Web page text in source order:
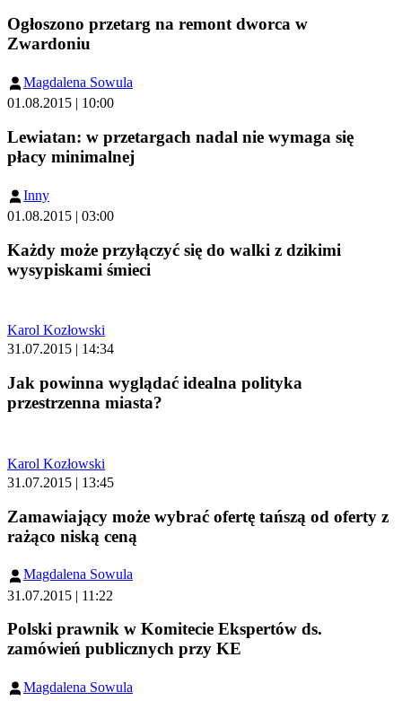
Ogłoszono przetarg na remont dworca w
Zwardoniu
Magdalena Sowula
01.08.2015 | 10:00
Lewiatan: w przetargach nadal nie wymaga się
płacy minimalnej
Inny
01.08.2015 | 03:00
Każdy może przyłączyć się do walki z dzikimi
wysypiskami śmieci
Karol Kozłowski
31.07.2015 | 14:34
Jak powinna wyglądać idealna polityka
przestrzenna miasta?
Karol Kozłowski
31.07.2015 | 13:45
Zamawiający może wybrać ofertę tańszą od oferty z
rażąco niską ceną
Magdalena Sowula
31.07.2015 | 11:22
Polski prawnik w Komitecie Ekspertów ds.
zamówień publicznych przy KE
Magdalena Sowula